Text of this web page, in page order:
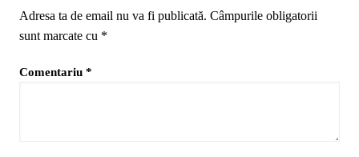
Adresa ta de email nu va fi publicată. Câmpurile obligatorii
sunt marcate cu *
Comentariu *